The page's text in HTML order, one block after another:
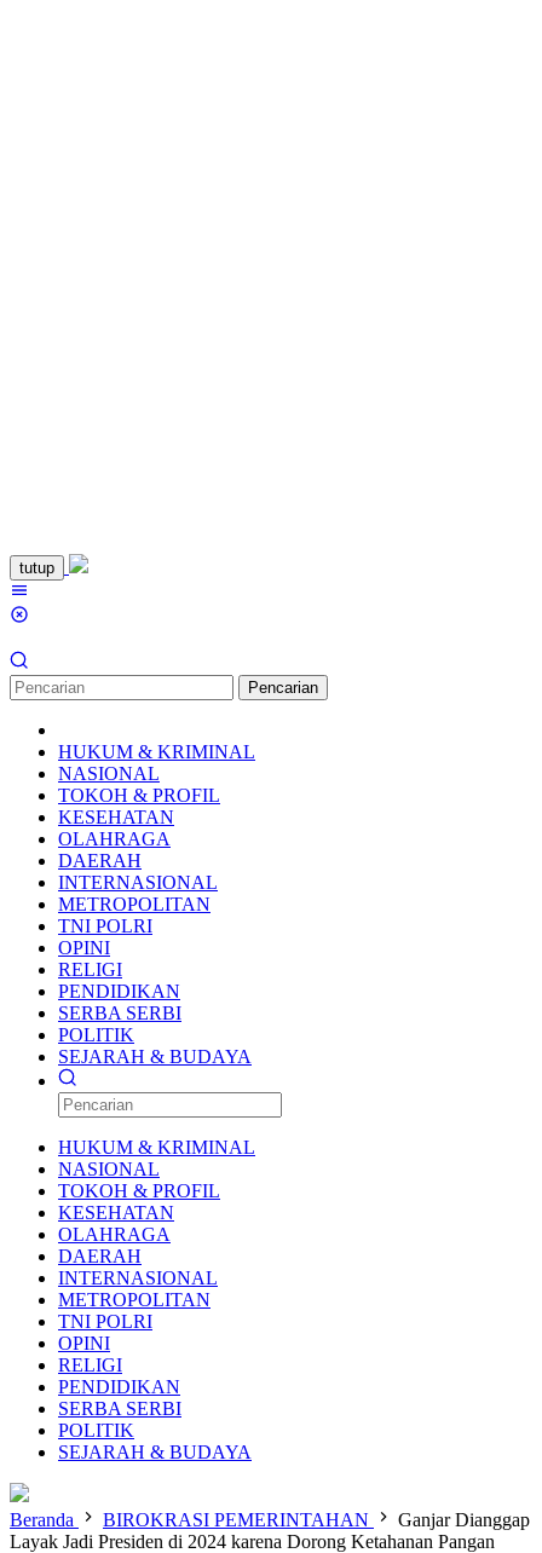
Loncat
ke
konten
tutup
Pencarian
HUKUM & KRIMINAL
NASIONAL
TOKOH & PROFIL
KESEHATAN
OLAHRAGA
DAERAH
INTERNASIONAL
METROPOLITAN
TNI POLRI
OPINI
RELIGI
PENDIDIKAN
SERBA SERBI
POLITIK
SEJARAH & BUDAYA
HUKUM & KRIMINAL
NASIONAL
TOKOH & PROFIL
KESEHATAN
OLAHRAGA
DAERAH
INTERNASIONAL
METROPOLITAN
TNI POLRI
OPINI
RELIGI
PENDIDIKAN
SERBA SERBI
POLITIK
SEJARAH & BUDAYA
Beranda BIROKRASI PEMERINTAHAN
Ganjar Dianggap
Layak Jadi Presiden di 2024 karena Dorong Ketahanan Pangan